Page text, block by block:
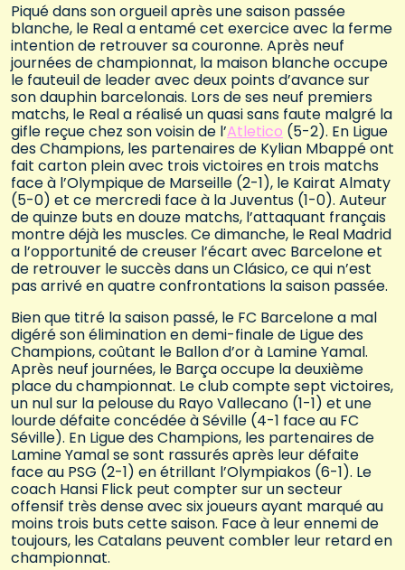
Piqué dans son orgueil après une saison passée
blanche, le Real a entamé cet exercice avec la ferme
intention de retrouver sa couronne. Après neuf
journées de championnat, la maison blanche occupe
le fauteuil de leader avec deux points d’avance sur
son dauphin barcelonais. Lors de ses neuf premiers
matchs, le Real a réalisé un quasi sans faute malgré la
gifle reçue chez son voisin de l’Atletico (5-2). En Ligue
des Champions, les partenaires de Kylian Mbappé ont
fait carton plein avec trois victoires en trois matchs
face à l’Olympique de Marseille (2-1), le Kairat Almaty
(5-0) et ce mercredi face à la Juventus (1-0). Auteur
de quinze buts en douze matchs, l’attaquant français
montre déjà les muscles. Ce dimanche, le Real Madrid
a l’opportunité de creuser l’écart avec Barcelone et
de retrouver le succès dans un Clásico, ce qui n’est
pas arrivé en quatre confrontations la saison passée.
Bien que titré la saison passé, le FC Barcelone a mal
digéré son élimination en demi-finale de Ligue des
Champions, coûtant le Ballon d’or à Lamine Yamal.
Après neuf journées, le Barça occupe la deuxième
place du championnat. Le club compte sept victoires,
un nul sur la pelouse du Rayo Vallecano (1-1) et une
lourde défaite concédée à Séville (4-1 face au FC
Séville). En Ligue des Champions, les partenaires de
Lamine Yamal se sont rassurés après leur défaite
face au PSG (2-1) en étrillant l’Olympiakos (6-1). Le
coach Hansi Flick peut compter sur un secteur
offensif très dense avec six joueurs ayant marqué au
moins trois buts cette saison. Face à leur ennemi de
toujours, les Catalans peuvent combler leur retard en
championnat.